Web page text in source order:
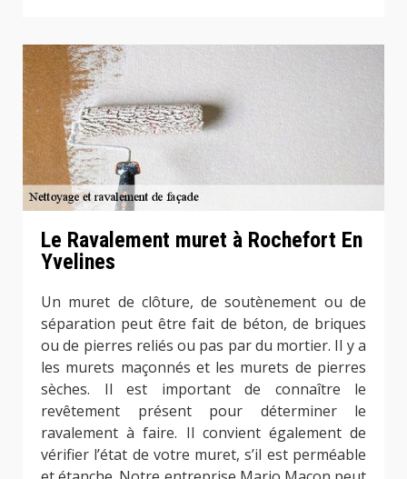
Le Ravalement muret à Rochefort En
Yvelines
Un muret de clôture, de soutènement ou de
séparation peut être fait de béton, de briques
ou de pierres reliés ou pas par du mortier. Il y a
les murets maçonnés et les murets de pierres
sèches. Il est important de connaître le
revêtement présent pour déterminer le
ravalement à faire. Il convient également de
vérifier l’état de votre muret, s’il est perméable